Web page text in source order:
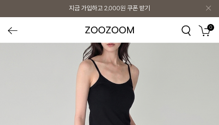
지금 가입하고 2,000원 쿠폰 받기
0